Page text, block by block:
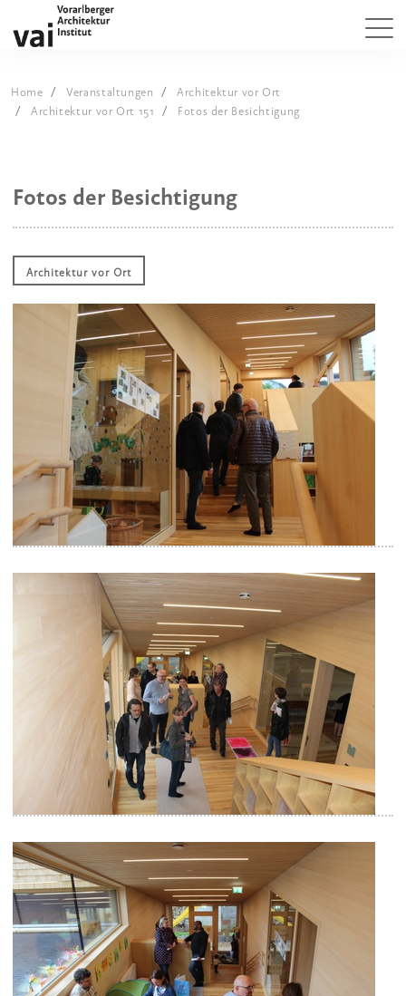
Home Veranstaltungen
Architektur vor Ort
Architektur vor Ort 151
Fotos der Besichtigung
Fotos der Besichtigung
Architektur vor Ort